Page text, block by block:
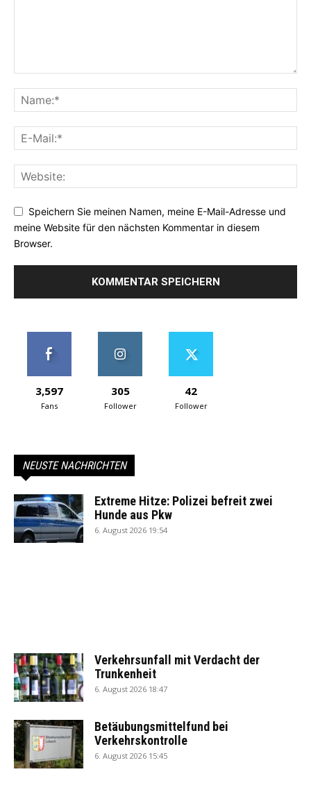
Speichern Sie meinen Namen, meine E-Mail-Adresse und
meine Website für den nächsten Kommentar in diesem
Browser.
3,597
Fans
305
Follower
42
Follower
NEUSTE NACHRICHTEN
Extreme Hitze: Polizei befreit zwei
Hunde aus Pkw
6. August 2026 19:54
Verkehrsunfall mit Verdacht der
Trunkenheit
6. August 2026 18:47
Betäubungsmittelfund bei
Verkehrskontrolle
6. August 2026 15:45